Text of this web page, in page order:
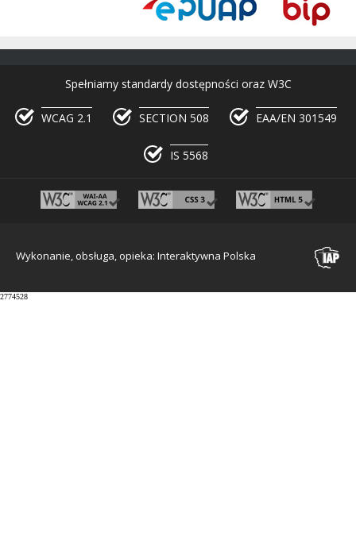
Spełniamy standardy dostępności oraz W3C
WCAG 2.1 SECTION 508 EAA/EN 301549
IS 5568
Wykonanie, obsługa, opieka: Interaktywna Polska
2774528